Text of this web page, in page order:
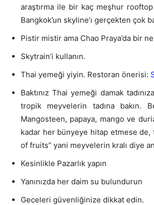
araştırma ile bir kaç meşhur
Bangkok’un skyline’ı gerçekten çok
Pistir mistir ama Chao Praya’da bir
Skytrain’i kullanın.
Thai yemeği yiyin. Restoran önerisi:
Baktınız Thai yemeği damak
tropik meyvelerin tadına bakın.
Mangosteen, papaya, mango ve
kadar her bünyeye hitap etmese de,
of fruits” yani meyvelerin kralı diye
Kesinlikle Pazarlık yapın
Yanınızda her daim su bulundurun
Geceleri güvenliğinize dikkat edin.